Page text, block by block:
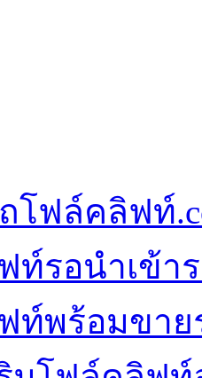
โฟล์คลิฟท์
ท์รอนำเข้า
ท์พร้อมขาย